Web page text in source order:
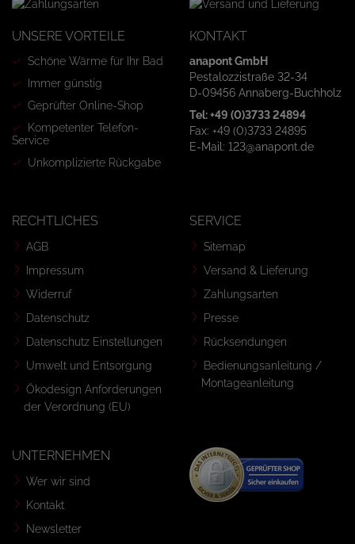
UNSERE VORTEILE
Schöne Wärme für Ihr Bad
Immer günstig
Geprüfter Online-Shop
Kompetenter Telefon-
Service
Unkomplizierte Rückgabe
KONTAKT
anapont GmbH
Pestalozzistraße 32-34
D-09456 Annaberg-Buchholz
Tel: +49 (0)3733 24894
Fax: +49 (0)3733 24895
E-Mail: 123@anapont.de
RECHTLICHES
AGB
Impressum
Widerruf
Datenschutz
Datenschutz Einstellungen
Umwelt und Entsorgung
Ökodesign Anforderungen
der Verordnung (EU)
SERVICE
Sitemap
Versand & Lieferung
Zahlungsarten
Presse
Rücksendungen
Bedienungsanleitung /
Montageanleitung
UNTERNEHMEN
Wer wir sind
Kontakt
Newsletter